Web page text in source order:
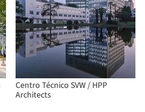
Centro Técnico SVW / HPP
Architects